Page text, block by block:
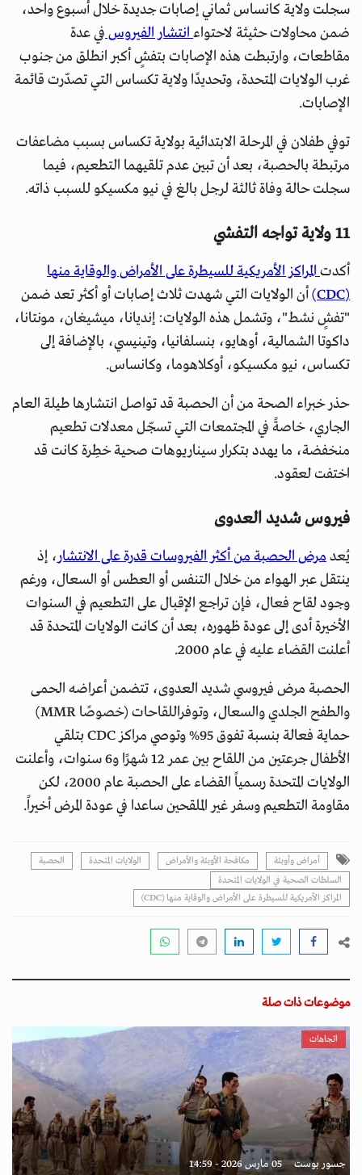
سجلت ولاية كانساس ثماني إصابات جديدة خلال أسبوع واحد،
ضمن محاولات حثيثة لاحتواءانتشار الفيروسفي عدة
مقاطعات، وارتبطت هذه الإصابات بتفشٍ أكبر انطلق من جنوب
غرب الولايات المتحدة، وتحديدًا ولاية تكساس التي تصدّرت قائمة
الإصابات.
توفي طفلان في المرحلة الابتدائية بولاية تكساس بسبب مضاعفات
مرتبطة بالحصبة، بعد أن تبين عدم تلقيهما التطعيم، فيما
سجلت حالة وفاة ثالثة لرجل بالغ في نيو مكسيكو للسبب ذاته.
11 ولاية تواجه التفشي
أكدتالمراكز الأمريكية للسيطرة على الأمراض والوقاية منها
(CDC)
أن الولايات التي شهدت ثلاث إصابات أو أكثر تعد ضمن
"تفشٍ نشط"، وتشمل هذه الولايات: إنديانا، ميشيغان، مونتانا،
داكوتا الشمالية، أوهايو، بنسلفانيا، وتينيسي، بالإضافة إلى
تكساس، نيو مكسيكو، أوكلاهوما، وكانساس.
حذر خبراء الصحة من أن الحصبة قد تواصل انتشارها طيلة العام
الجاري، خاصةً في المجتمعات التي تسجّل معدلات تطعيم
منخفضة، ما يهدد بتكرار سيناريوهات صحية خطِرة كانت قد
اختفت لعقود.
فيروس شديد العدوى
يُعدمرض الحصبة من أكثر الفيروسات قدرة على الانتشار، إذ
ينتقل عبر الهواء من خلال التنفس أو العطس أو السعال، ورغم
وجود لقاح فعال، فإن تراجع الإقبال على التطعيم في السنوات
الأخيرة أدى إلى عودة ظهوره، بعد أن كانت الولايات المتحدة قد
أعلنت القضاء عليه في عام 2000.
الحصبة مرض فيروسي شديد العدوى، تتضمن أعراضه الحمى
والطفح الجلدي والسعال، وتوفراللقاحات (خصوصًا MMR)
حماية فعالة بنسبة تفوق 95% وتوصي مراكز CDC بتلقي
الأطفال جرعتين من اللقاح بين عمر 12 شهرًا و6 سنوات، وأعلنت
الولايات المتحدة رسمياً القضاء على الحصبة عام 2000، لكن
مقاومة التطعيم وسفر غير الملقحين ساعدا في عودة المرض أخيراً.
أمراض وأوبئة مكافحة الأوبئة والأمراض الولايات المتحدة
الحصبة
السلطات الصحية في الولايات المتحدة
المراكز الأمريكية للسيطرة على الأمراض والوقاية منها (CDC)
موضوعات ذات صلة
اتجاهات
جسور بوست 05 مارس 2026 - 14:59